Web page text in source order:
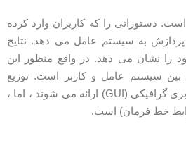
دستوراتی را که کاربران وارد کرده
به سیستم عامل می دهد. نتایج
نشان می دهد. در واقع منظور این
سیستم عامل و کاربر است. توزیع
کنندگان لینوکس با رابط کاربری گرافیکی (GUI) ارائه می شوند ، اما ،